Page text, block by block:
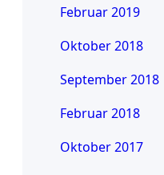
Februar 2019
Oktober 2018
September 2018
Februar 2018
Oktober 2017